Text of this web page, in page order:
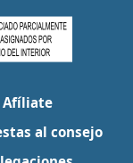
Afíliate
al consejo